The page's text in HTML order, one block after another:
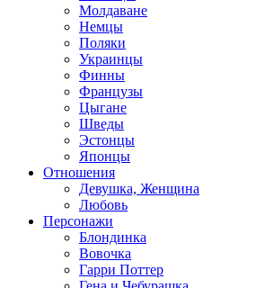
Молдаване
Немцы
Поляки
Украинцы
Финны
Французы
Цыгане
Шведы
Эстонцы
Японцы
Отношения
Девушка, Женщина
Любовь
Персонажи
Блондинка
Вовочка
Гарри Поттер